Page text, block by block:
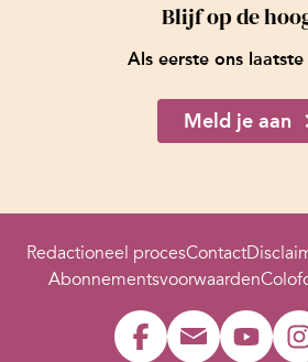
Blijf op de
Als eerste ons laatste
Meld je aan
Redactioneel procesContact
Abonnementsvoorwaarden